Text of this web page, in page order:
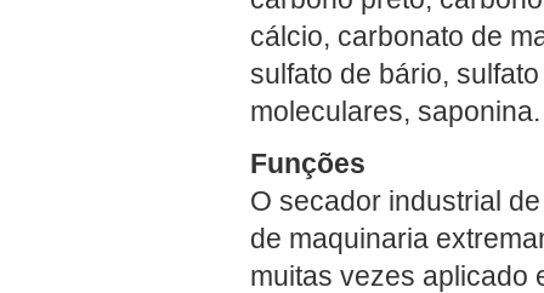
cálcio, carbonato de
sulfato de bário,
moleculares, saponina.
Funções
O secador industrial
de maquinaria
muitas vezes aplicado